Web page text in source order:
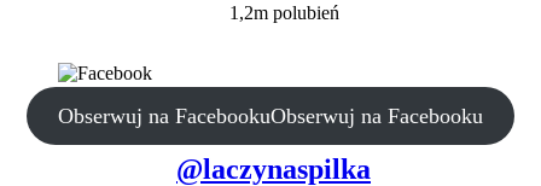
1,2m polubień
Obserwuj na FacebookuObserwuj na Facebooku
@laczynaspilka